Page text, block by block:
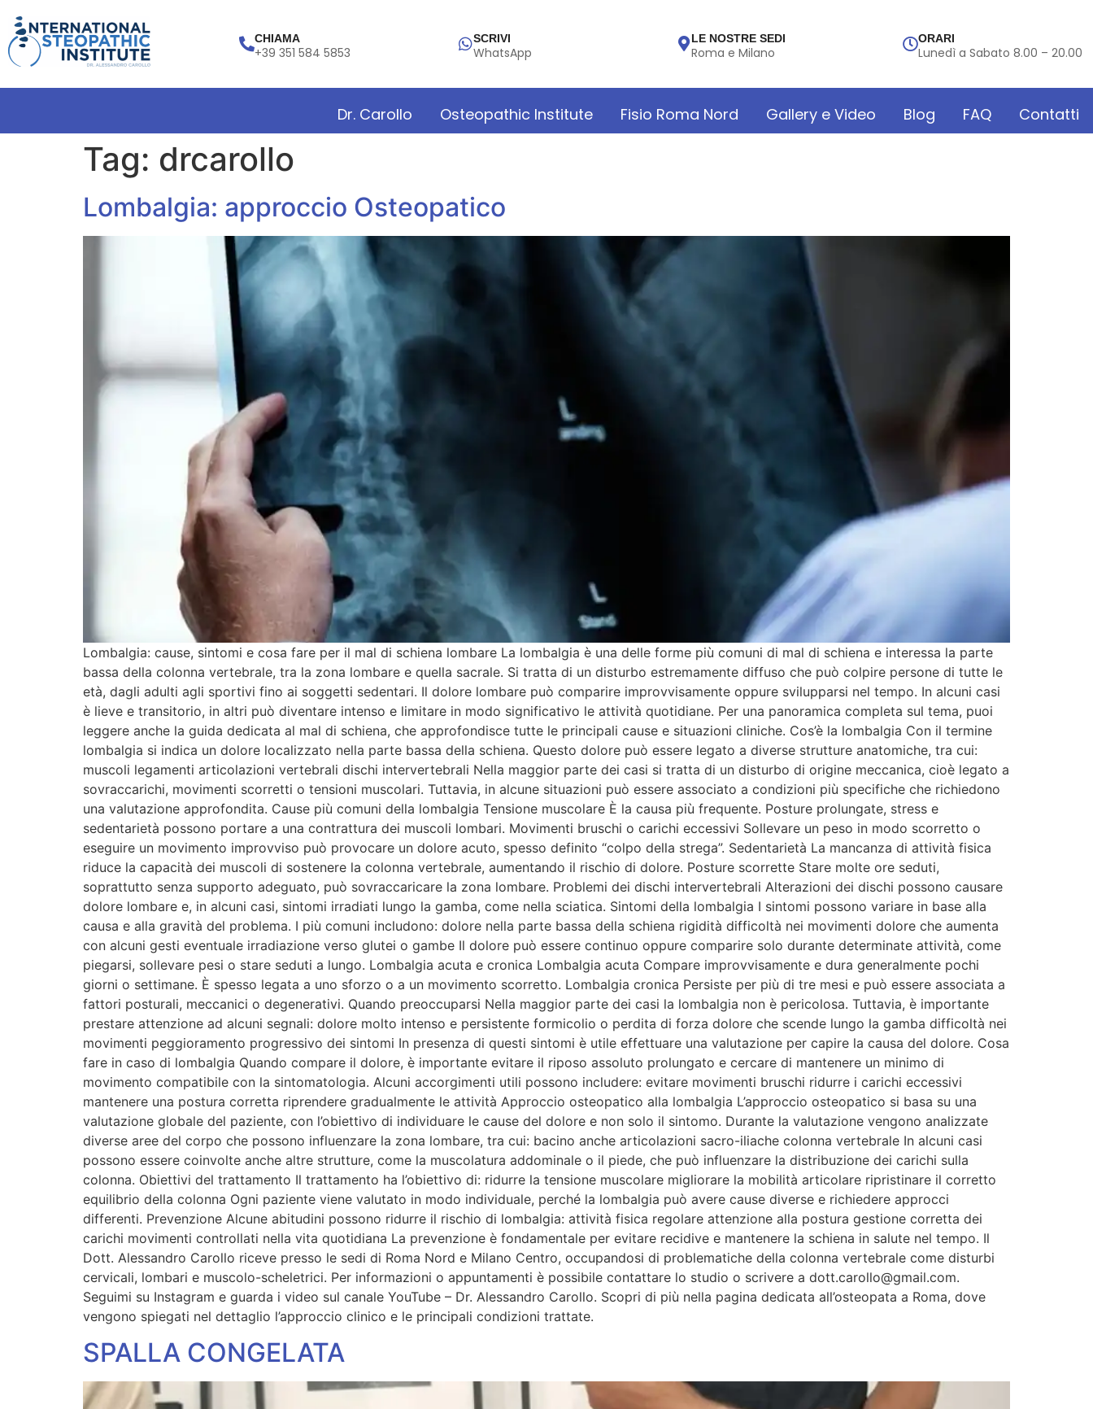
CHIAMA
+39 351 584 5853
SCRIVI
WhatsApp
LE NOSTRE SEDI
Roma e Milano
ORARI
Lunedì a Sabato 8.00 – 20.00
Dr. Carollo Osteopathic Institute Fisio Roma Nord Gallery e Video Blog FAQ Contatti
Tag: drcarollo
Lombalgia: approccio Osteopatico
Lombalgia: cause, sintomi e cosa fare per il mal di schiena lombare La lombalgia è una delle forme più comuni di mal di schiena e interessa la parte
bassa della colonna vertebrale, tra la zona lombare e quella sacrale. Si tratta di un disturbo estremamente diffuso che può colpire persone di tutte le
età, dagli adulti agli sportivi fino ai soggetti sedentari. Il dolore lombare può comparire improvvisamente oppure svilupparsi nel tempo. In alcuni casi
è lieve e transitorio, in altri può diventare intenso e limitare in modo significativo le attività quotidiane. Per una panoramica completa sul tema, puoi
leggere anche la guida dedicata al mal di schiena, che approfondisce tutte le principali cause e situazioni cliniche. Cos’è la lombalgia Con il termine
lombalgia si indica un dolore localizzato nella parte bassa della schiena. Questo dolore può essere legato a diverse strutture anatomiche, tra cui:
muscoli legamenti articolazioni vertebrali dischi intervertebrali Nella maggior parte dei casi si tratta di un disturbo di origine meccanica, cioè legato a
sovraccarichi, movimenti scorretti o tensioni muscolari. Tuttavia, in alcune situazioni può essere associato a condizioni più specifiche che richiedono
una valutazione approfondita. Cause più comuni della lombalgia Tensione muscolare È la causa più frequente. Posture prolungate, stress e
sedentarietà possono portare a una contrattura dei muscoli lombari. Movimenti bruschi o carichi eccessivi Sollevare un peso in modo scorretto o
eseguire un movimento improvviso può provocare un dolore acuto, spesso definito “colpo della strega”. Sedentarietà La mancanza di attività fisica
riduce la capacità dei muscoli di sostenere la colonna vertebrale, aumentando il rischio di dolore. Posture scorrette Stare molte ore seduti,
soprattutto senza supporto adeguato, può sovraccaricare la zona lombare. Problemi dei dischi intervertebrali Alterazioni dei dischi possono causare
dolore lombare e, in alcuni casi, sintomi irradiati lungo la gamba, come nella sciatica. Sintomi della lombalgia I sintomi possono variare in base alla
causa e alla gravità del problema. I più comuni includono: dolore nella parte bassa della schiena rigidità difficoltà nei movimenti dolore che aumenta
con alcuni gesti eventuale irradiazione verso glutei o gambe Il dolore può essere continuo oppure comparire solo durante determinate attività, come
piegarsi, sollevare pesi o stare seduti a lungo. Lombalgia acuta e cronica Lombalgia acuta Compare improvvisamente e dura generalmente pochi
giorni o settimane. È spesso legata a uno sforzo o a un movimento scorretto. Lombalgia cronica Persiste per più di tre mesi e può essere associata a
fattori posturali, meccanici o degenerativi. Quando preoccuparsi Nella maggior parte dei casi la lombalgia non è pericolosa. Tuttavia, è importante
prestare attenzione ad alcuni segnali: dolore molto intenso e persistente formicolio o perdita di forza dolore che scende lungo la gamba difficoltà nei
movimenti peggioramento progressivo dei sintomi In presenza di questi sintomi è utile effettuare una valutazione per capire la causa del dolore. Cosa
fare in caso di lombalgia Quando compare il dolore, è importante evitare il riposo assoluto prolungato e cercare di mantenere un minimo di
movimento compatibile con la sintomatologia. Alcuni accorgimenti utili possono includere: evitare movimenti bruschi ridurre i carichi eccessivi
mantenere una postura corretta riprendere gradualmente le attività Approccio osteopatico alla lombalgia L’approccio osteopatico si basa su una
valutazione globale del paziente, con l’obiettivo di individuare le cause del dolore e non solo il sintomo. Durante la valutazione vengono analizzate
diverse aree del corpo che possono influenzare la zona lombare, tra cui: bacino anche articolazioni sacro-iliache colonna vertebrale In alcuni casi
possono essere coinvolte anche altre strutture, come la muscolatura addominale o il piede, che può influenzare la distribuzione dei carichi sulla
colonna. Obiettivi del trattamento Il trattamento ha l’obiettivo di: ridurre la tensione muscolare migliorare la mobilità articolare ripristinare il corretto
equilibrio della colonna Ogni paziente viene valutato in modo individuale, perché la lombalgia può avere cause diverse e richiedere approcci
differenti. Prevenzione Alcune abitudini possono ridurre il rischio di lombalgia: attività fisica regolare attenzione alla postura gestione corretta dei
carichi movimenti controllati nella vita quotidiana La prevenzione è fondamentale per evitare recidive e mantenere la schiena in salute nel tempo. Il
Dott. Alessandro Carollo riceve presso le sedi di Roma Nord e Milano Centro, occupandosi di problematiche della colonna vertebrale come disturbi
cervicali, lombari e muscolo-scheletrici. Per informazioni o appuntamenti è possibile contattare lo studio o scrivere a dott.carollo@gmail.com.
Seguimi su Instagram e guarda i video sul canale YouTube – Dr. Alessandro Carollo. Scopri di più nella pagina dedicata all’osteopata a Roma, dove
vengono spiegati nel dettaglio l’approccio clinico e le principali condizioni trattate.
SPALLA CONGELATA